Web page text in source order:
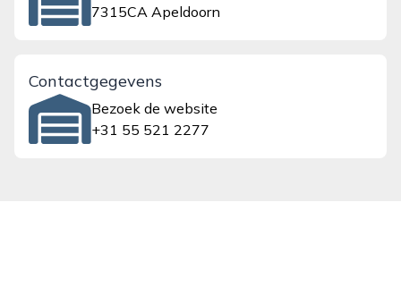
7315CA Apeldoorn
Contactgegevens
Bezoek de website
+31 55 521 2277